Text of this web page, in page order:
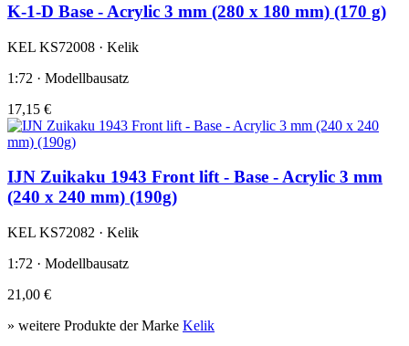
K-1-D Base - Acrylic 3 mm (280 x 180 mm) (170 g)
KEL KS72008 · Kelik
1:72 · Modellbausatz
17,15 €
IJN Zuikaku 1943 Front lift - Base - Acrylic 3 mm
(240 x 240 mm) (190g)
KEL KS72082 · Kelik
1:72 · Modellbausatz
21,00 €
» weitere Produkte der Marke Kelik